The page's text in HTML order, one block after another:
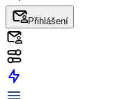
Přihlášení